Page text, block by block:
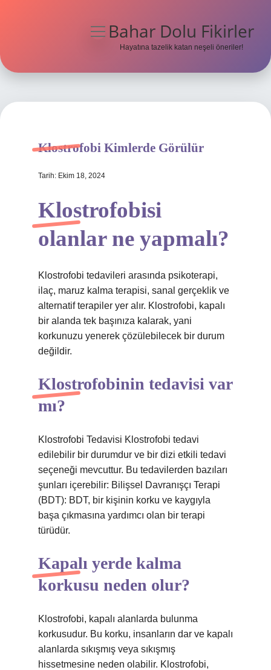
Hakkımızda
menüyüBahar Dolu Fikirler
Hayatına tazelik katan neşeli öneriler!
Klostrofobi Kimlerde Görülür
Tarih: Ekim 18, 2024
Klostrofobisi
olanlar ne yapmalı?
Klostrofobi tedavileri arasında psikoterapi,
ilaç, maruz kalma terapisi, sanal gerçeklik ve
alternatif terapiler yer alır. Klostrofobi, kapalı
bir alanda tek başınıza kalarak, yani
korkunuzu yenerek çözülebilecek bir durum
değildir.
Klostrofobinin tedavisi var
mı?
Klostrofobi Tedavisi Klostrofobi tedavi
edilebilir bir durumdur ve bir dizi etkili tedavi
seçeneği mevcuttur. Bu tedavilerden bazıları
şunları içerebilir: Bilişsel Davranışçı Terapi
(BDT): BDT, bir kişinin korku ve kaygıyla
başa çıkmasına yardımcı olan bir terapi
türüdür.
Kapalı yerde kalma
korkusu neden olur?
Klostrofobi, kapalı alanlarda bulunma
korkusudur. Bu korku, insanların dar ve kapalı
alanlarda sıkışmış veya sıkışmış
hissetmesine neden olabilir. Klostrofobi,